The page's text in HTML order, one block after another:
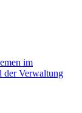
im
der Verwaltung